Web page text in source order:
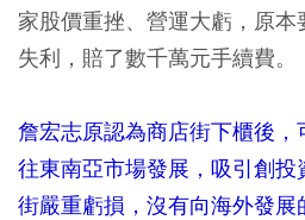
家股價重挫、營運大虧，原
失利，賠了數千萬元手續費。
詹宏志原認為商店街下櫃後，
往東南亞市場發展，吸引創
街嚴重虧損，沒有向海外發